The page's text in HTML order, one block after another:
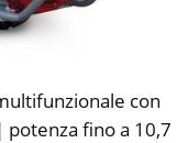
con
fino a 10,7